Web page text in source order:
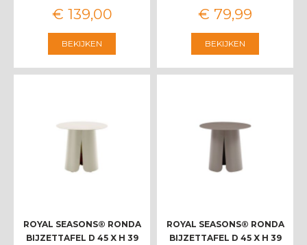
€ 139,00
BEKIJKEN
€ 79,99
BEKIJKEN
ROYAL SEASONS® RONDA
BIJZETTAFEL D 45 X H 39
ROYAL SEASONS® RONDA
BIJZETTAFEL D 45 X H 39